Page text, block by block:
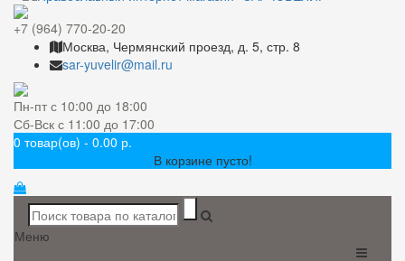
+7 (964) 770-20-20
Москва, Чермянский проезд, д. 5, стр. 8
sar-yuvelir@mail.ru
Пн-пт с 10:00 до 18:00
Сб-Вск с 11:00 до 17:00
0 товар(ов) - 0.00 р.
В корзине пусто!
Меню